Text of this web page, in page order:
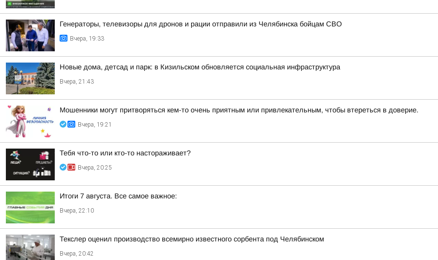
Генераторы, телевизоры для дронов и рации отправили из Челябинска бойцам СВО
Вчера, 19:33
Новые дома, детсад и парк: в Кизильском обновляется социальная инфраструктура
Вчера, 21:43
Мошенники могут притворяться кем-то очень приятным или привлекательным, чтобы втереться в доверие.
Вчера, 19:21
Тебя что-то или кто-то настораживает?
Вчера, 20:25
Итоги 7 августа. Все самое важное:
Вчера, 22:10
Текслер оценил производство всемирно известного сорбента под Челябинском
Вчера, 20:42